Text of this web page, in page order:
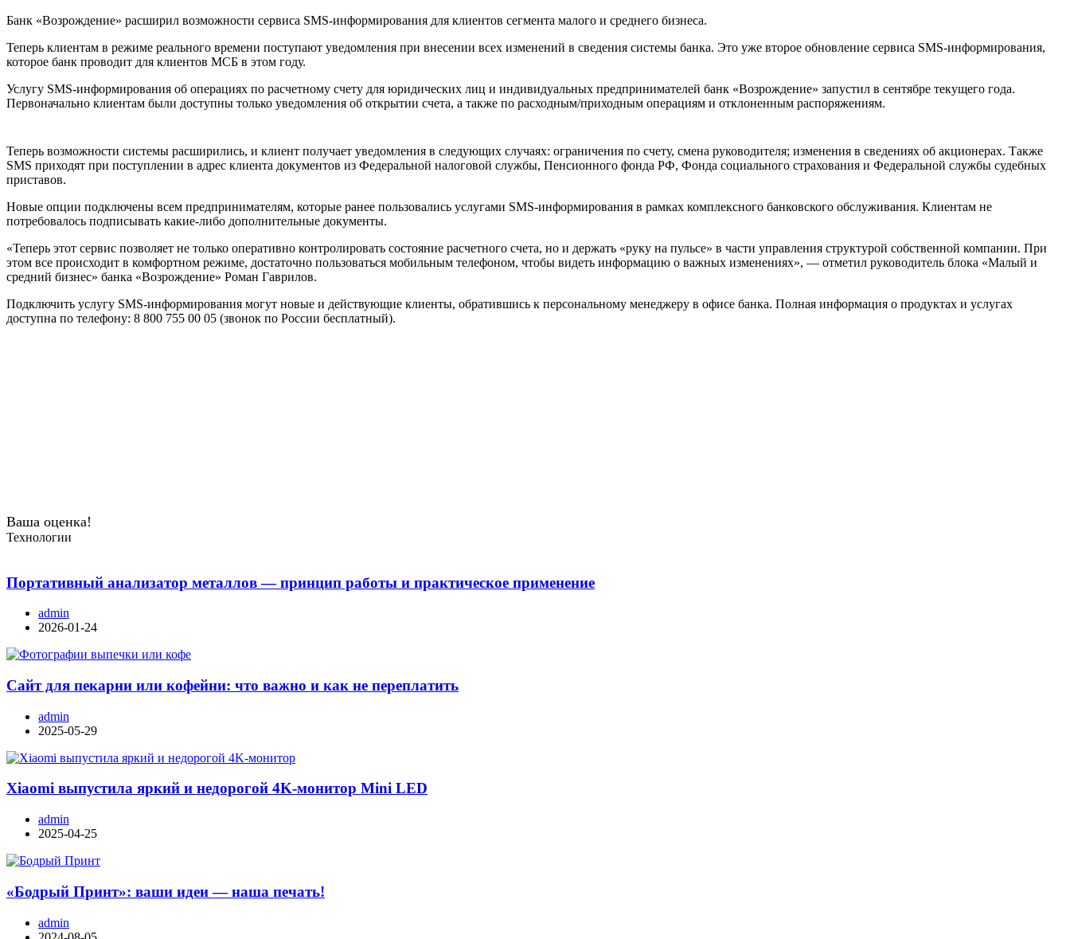
Банк «Возрождение» расширил возможности сервиса SMS-информирования для клиентов сегмента малого и среднего бизнеса.
Теперь клиентам в режиме реального времени поступают уведомления при внесении всех изменений в сведения системы банка. Это уже второе обновление сервиса SMS-информирования,
которое банк проводит для клиентов МСБ в этом году.
Услугу SMS-информирования об операциях по расчетному счету для юридических лиц и индивидуальных предпринимателей банк «Возрождение» запустил в сентябре текущего года.
Первоначально клиентам были доступны только уведомления об открытии счета, а также по расходным/приходным операциям и отклоненным распоряжениям.
Теперь возможности системы расширились, и клиент получает уведомления в следующих случаях: ограничения по счету, смена руководителя; изменения в сведениях об акционерах. Также
SMS приходят при поступлении в адрес клиента документов из Федеральной налоговой службы, Пенсионного фонда РФ, Фонда социального страхования и Федеральной службы судебных
приставов.
Новые опции подключены всем предпринимателям, которые ранее пользовались услугами SMS-информирования в рамках комплексного банковского обслуживания. Клиентам не
потребовалось подписывать какие-либо дополнительные документы.
«Теперь этот сервис позволяет не только оперативно контролировать состояние расчетного счета, но и держать «руку на пульсе» в части управления структурой собственной компании. При
этом все происходит в комфортном режиме, достаточно пользоваться мобильным телефоном, чтобы видеть информацию о важных изменениях», — отметил руководитель блока «Малый и
средний бизнес» банка «Возрождение» Роман Гаврилов.
Подключить услугу SMS-информирования могут новые и действующие клиенты, обратившись к персональному менеджеру в офисе банка. Полная информация о продуктах и услугах
доступна по телефону: 8 800 755 00 05 (звонок по России бесплатный).
Ваша оценка!
Технологии
Портативный анализатор металлов — принцип работы и практическое применение
admin
2026-01-24
Сайт для пекарни или кофейни: что важно и как не переплатить
admin
2025-05-29
Xiaomi выпустила яркий и недорогой 4K-монитор Mini LED
admin
2025-04-25
«Бодрый Принт»: ваши идеи — наша печать!
admin